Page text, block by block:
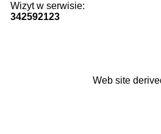
Wizyt w serwisie:
342592123
Web site